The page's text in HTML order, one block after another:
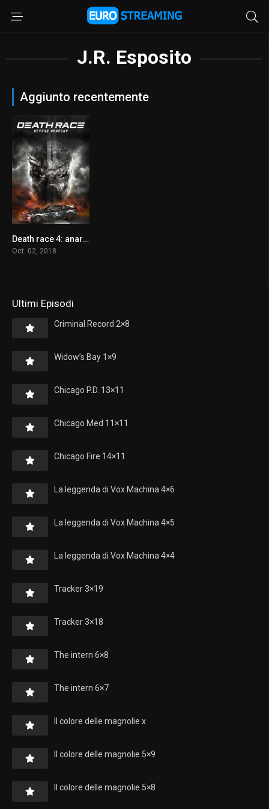
J.R. Esposito
Aggiunto recentemente
5.3Death race 4: anarchia
Oct. 02, 2018
Ultimi Episodi
Criminal Record 2×8
Widow’s Bay 1×9
Chicago P.D. 13×11
Chicago Med 11×11
Chicago Fire 14×11
La leggenda di Vox Machina 4×6
La leggenda di Vox Machina 4×5
La leggenda di Vox Machina 4×4
Tracker 3×19
Tracker 3×18
The intern 6×8
The intern 6×7
Il colore delle magnolie x
Il colore delle magnolie 5×9
Il colore delle magnolie 5×8